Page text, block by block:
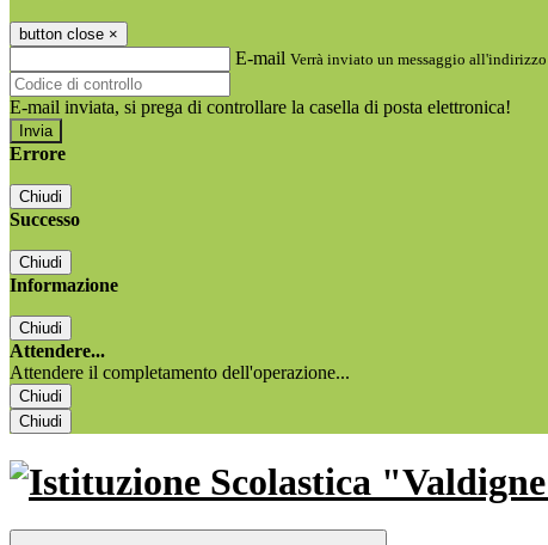
button close ×
E-mail Verrà inviato un messaggio
E-mail inviata, si prega di controllare la casella di posta elettronica!
Errore
Chiudi
Successo
Chiudi
Informazione
Chiudi
Attendere...
Attendere il completamento dell'operazione...
Chiudi
Chiudi